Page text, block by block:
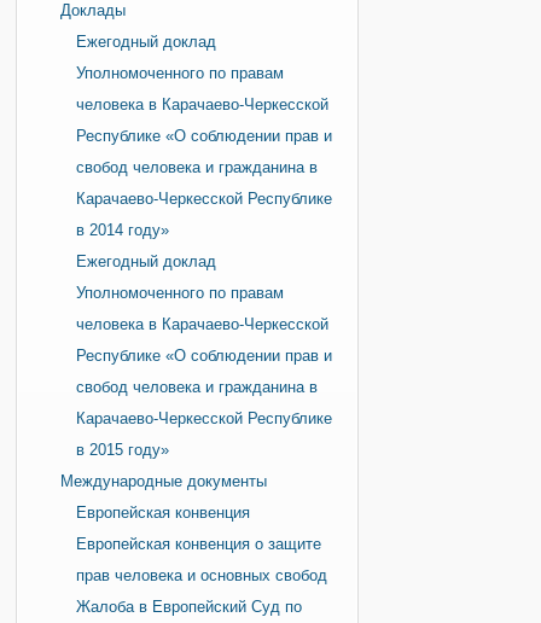
Доклады
Ежегодный доклад
Уполномоченного по правам
человека в Карачаево-Черкесской
Республике «О соблюдении прав и
свобод человека и гражданина в
Карачаево-Черкесской Республике
в 2014 году»
Ежегодный доклад
Уполномоченного по правам
человека в Карачаево-Черкесской
Республике «О соблюдении прав и
свобод человека и гражданина в
Карачаево-Черкесской Республике
в 2015 году»
Международные документы
Европейская конвенция
Европейская конвенция о защите
прав человека и основных свобод
Жалоба в Европейский Суд по